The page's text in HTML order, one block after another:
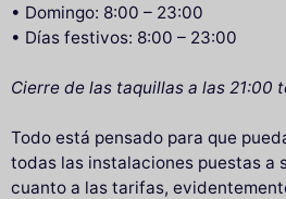
• Domingo: 8:00 – 23:00
• Días festivos: 8:00 – 23:00
Cierre de las taquillas a las 21:00
Todo está pensado para que
todas las instalaciones puestas a
cuanto a las tarifas,